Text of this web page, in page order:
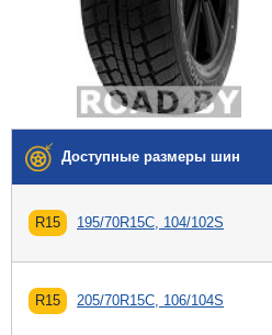
Доступные размеры шин
R15 195/70R15C, 104/102S
R15 205/70R15C, 106/104S